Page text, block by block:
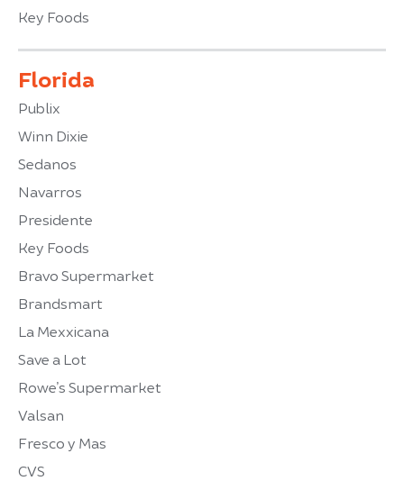
Key Foods
Florida
Publix
Winn Dixie
Sedanos
Navarros
Presidente
Key Foods
Bravo Supermarket
Brandsmart
La Mexxicana
Save a Lot
Rowe’s Supermarket
Valsan
Fresco y Mas
CVS